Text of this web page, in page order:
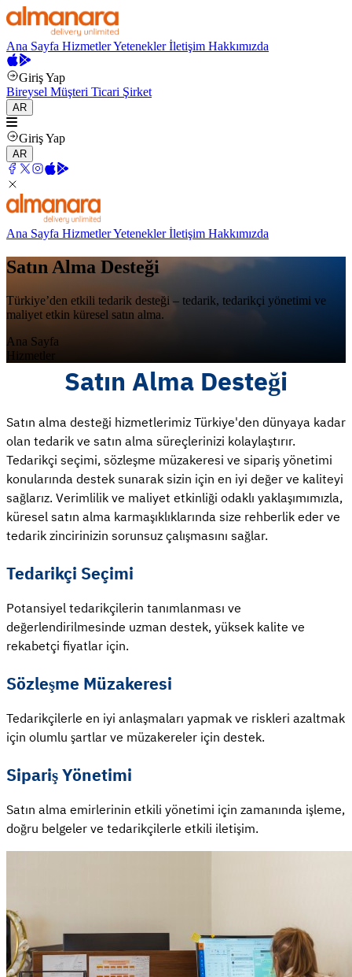
Ana Sayfa HizmetlerYeteneklerİletişim Hakkımızda
Giriş Yap
Bireysel Müşteri Ticari Şirket
AR
Giriş Yap
AR
Ana Sayfa HizmetlerYeteneklerİletişim Hakkımızda
Satın Alma Desteği
Türkiye’den etkili tedarik desteği – tedarik, tedarikçi yönetimi ve
maliyet etkin küresel satın alma.
Ana Sayfa
Hizmetler
Satın Alma Desteği
Satın alma desteği hizmetlerimiz Türkiye'den dünyaya kadar
olan tedarik ve satın alma süreçlerinizi kolaylaştırır.
Tedarikçi seçimi, sözleşme müzakeresi ve sipariş yönetimi
konularında destek sunarak sizin için en iyi değer ve kaliteyi
sağlarız. Verimlilik ve maliyet etkinliği odaklı yaklaşımımızla,
küresel satın alma karmaşıklıklarında size rehberlik eder ve
tedarik zincirinizin sorunsuz çalışmasını sağlar.
Tedarikçi Seçimi
Potansiyel tedarikçilerin tanımlanması ve
değerlendirilmesinde uzman destek, yüksek kalite ve
rekabetçi fiyatlar için.
Sözleşme Müzakeresi
Tedarikçilerle en iyi anlaşmaları yapmak ve riskleri azaltmak
için olumlu şartlar ve müzakereler için destek.
Sipariş Yönetimi
Satın alma emirlerinin etkili yönetimi için zamanında işleme,
doğru belgeler ve tedarikçilerle etkili iletişim.